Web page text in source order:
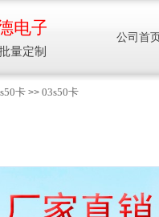
s50卡 >> 03s50卡
电子
量定制
公司首